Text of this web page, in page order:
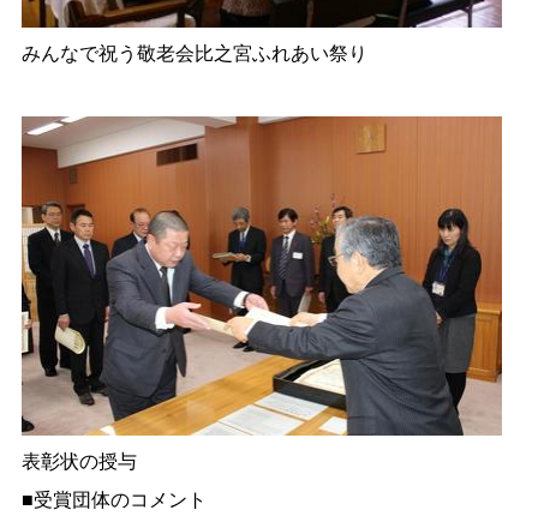
みんなで祝う敬老会比之宮ふれあい祭り
表彰状の授与
■受賞団体のコメント